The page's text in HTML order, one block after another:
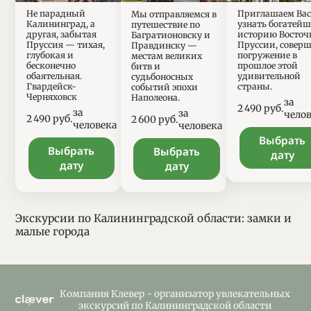
Не парадный
Калининград, а
другая, забытая
Пруссия — тихая,
глубокая и
бесконечно
обаятельная.
Гвардейск-
Черняховск
Цены
2 490руб.за
человека
Выбрать
дату
Мы отправляемся в
путешествие по
Багратионовску и
Правдинску —
местам великих
битв и
судьбоносных
событий эпохи
Наполеона.
Цены
2 600руб.за
человека
Выбрать
дату
Приглашаем Вас
узнать
историю
Пруссии,
погружение в
прошлое этой
удивительной
страны.
Цены
2 490руб.за
Выбрать
дату
Экскурсии по Калининградской области: замки и
малые города
Компания Клевер - организатор увлекательных
экскурсий по Калининградской области